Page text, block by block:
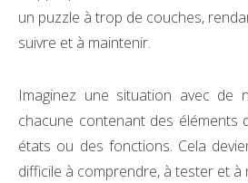
un puzzle à trop de couches,
suivre et à maintenir.
Imaginez une situation avec de
chacune contenant des éléments
états ou des fonctions. Cela
difficile à comprendre, à tester et à